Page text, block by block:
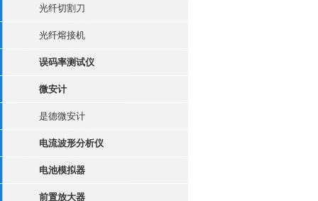
光纤切割刀
光纤熔接机
误码率测试仪
微安计
是德微安计
电流波形分析仪
电池模拟器
前置放大器